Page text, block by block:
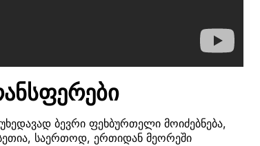
ბევრი ფეხბურთელი მოიძებნება,
საერთოდ, ერთიდან მეორეში